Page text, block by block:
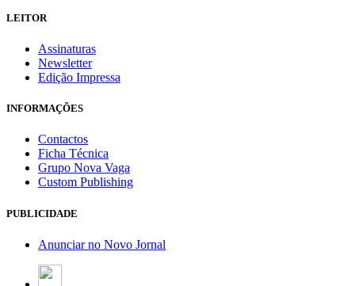
LEITOR
Assinaturas
Newsletter
Edição Impressa
INFORMAÇÕES
Contactos
Ficha Técnica
Grupo Nova Vaga
Custom Publishing
PUBLICIDADE
Anunciar no Novo Jornal